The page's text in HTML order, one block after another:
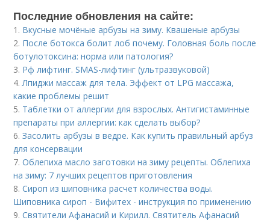
Последние обновления на сайте:
1. Вкусные мочёные арбузы на зиму. Квашеные арбузы
2. После ботокса болит лоб почему. Головная боль после
ботулотоксина: норма или патология?
3. Рф лифтинг. SMAS-лифтинг (ультразвуковой)
4. Лпиджи массаж для тела. Эффект от LPG массажа,
какие проблемы решит
5. Таблетки от аллергии для взрослых. Антигистаминные
препараты при аллергии: как сделать выбор?
6.Засолить арбузы в ведре. Как купить правильный арбуз
для консервации
7.Облепиха масло заготовки на зиму рецепты. Облепиха
на зиму: 7 лучших рецептов приготовления
8.Сироп из шиповника расчет количества воды.
Шиповника сироп - Вифитех - инструкция по применению
9.Святители Афанасий и Кирилл. Святитель Афанасий